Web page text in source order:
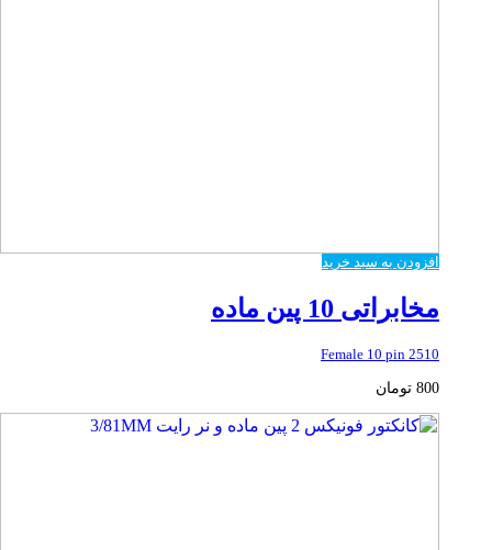
افزودن به سبد خرید
مخابراتی 10 پین ماده
2510 Female 10 pin
800 تومان